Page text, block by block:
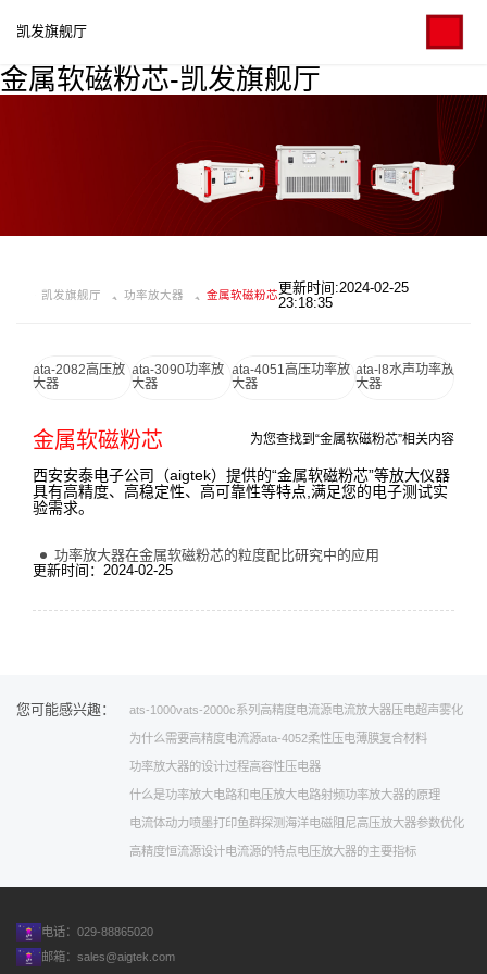
金属软磁粉芯-凯发旗舰厅
凯发旗舰厅
凯发旗舰厅 功率放大器 金属软磁粉芯更新时间:2024-02-25
23:18:35
ata-2082高压放
大器
ata-3090功率放
大器
ata-4051高压功率放
大器
ata-l8水声功率放
大器
金属软磁粉芯 为您查找到“金属软磁粉芯”相关内容
西安安泰电子公司（aigtek）提供的“金属软磁粉芯”等放大仪器
具有高精度、高稳定性、高可靠性等特点,满足您的电子测试实
验需求。
功率放大器在金属软磁粉芯的粒度配比研究中的应用
更新时间：2024-02-25
您可能感兴趣： ats-1000vats-2000c系列高精度电流源电流放大器 压电超声雾化
为什么需要高精度电流源ata-4052柔性压电薄膜复合材料
功率放大器的设计过程高容性压电器
什么是功率放大电路和电压放大电路射频功率放大器的原理
电流体动力喷墨打印鱼群探测 海洋电磁阻尼高压放大器参数优化
高精度恒流源设计电流源的特点电压放大器的主要指标
电话：029-88865020
邮箱： sales@aigtek.com